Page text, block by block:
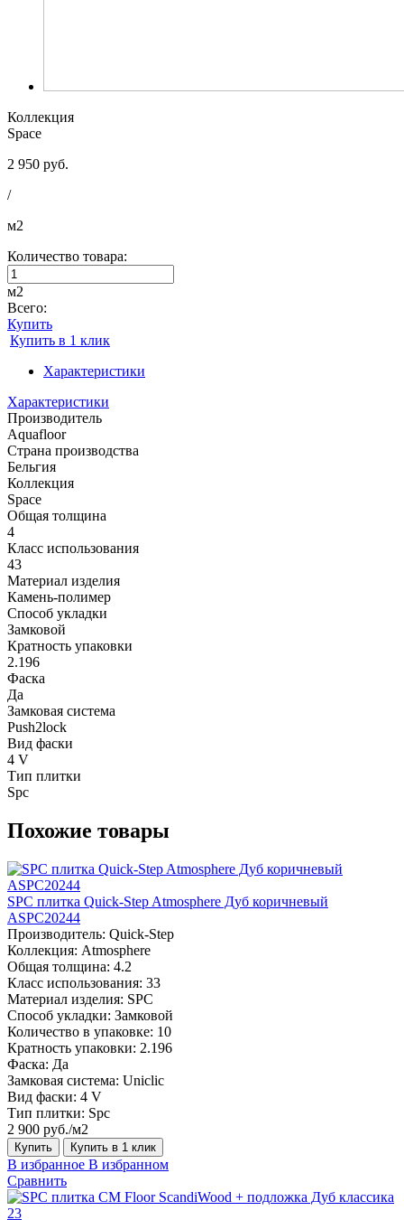
Коллекция
Space
2 950 руб.
/
м2
Количество товара:
м2
Всего:
Купить
Купить в 1 клик
Характеристики
Характеристики
Производитель
Aquafloor
Страна производства
Бельгия
Коллекция
Space
Общая толщина
4
Класс использования
43
Материал изделия
Камень-полимер
Способ укладки
Замковой
Кратность упаковки
2.196
Фаска
Да
Замковая система
Push2lock
Вид фаски
4 V
Тип плитки
Spc
Похожие товары
SPC плитка Quick-Step Atmosphere Дуб коричневый
ASPC20244
Производитель: Quick-Step
Коллекция: Atmosphere
Общая толщина: 4.2
Класс использования: 33
Материал изделия: SPC
Способ укладки: Замковой
Количество в упаковке: 10
Кратность упаковки: 2.196
Фаска: Да
Замковая система: Uniclic
Вид фаски: 4 V
Тип плитки: Spc
2 900 руб./м2
Купить Купить в 1 клик
В избранное В избранном
Сравнить